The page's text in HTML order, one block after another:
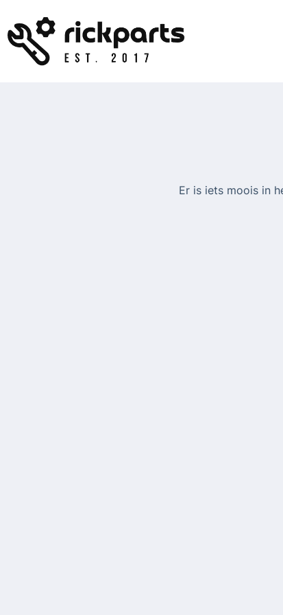
de
inhoud
Er is iets moois in